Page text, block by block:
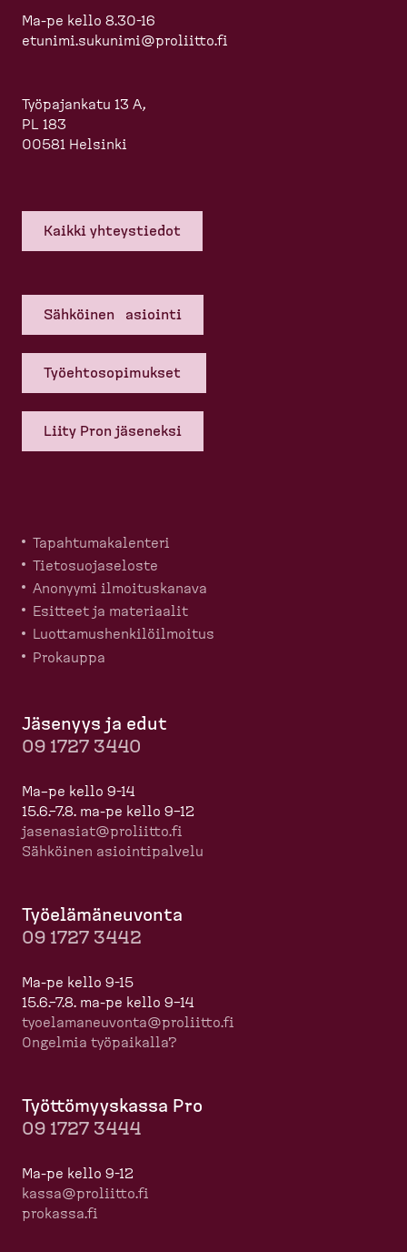
Ma-pe kello 8.30-16
etunimi.sukunimi@proliitto.fi
Työpajankatu 13 A,
PL 183
00581 Helsinki
Kaikki yhteys­tiedot
Sähköinen asiointi
Työehto­so­pi­mukset
Liity Pron jäseneksi
Tapahtu­ma­ka­lenteri
Tietosuo­ja­seloste
Anonyymi ilmoitus­kanava
Esitteet ja materiaalit
Luotta­mus­hen­ki­löil­moitus
Prokauppa
Jäsenyys ja edut
09 1727 3440
Ma–pe kello 9-14
15.6.–7.8. ma-pe kello 9–12
jasenasiat@proliitto.fi
Sähköinen asioin­ti­palvelu
Työelä­mä­neuvonta
09 1727 3442
Ma-pe kello 9-15
15.6.–7.8. ma-pe kello 9–14
tyoela­ma­neuvonta@proliitto.fi
Ongelmia työpaikalla?
Työttö­myyskassa Pro
09 1727 3444
Ma-pe kello 9-12
kassa@proliitto.fi
prokassa.fi